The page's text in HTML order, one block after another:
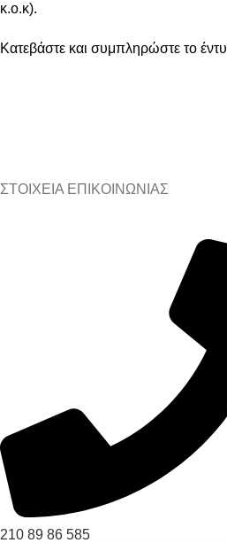
κ.ο.κ).
Κατεβάστε και συμπληρώστε το
ΣΤΟΙΧΕΙΑ ΕΠΙΚΟΙΝΩΝΙΑΣ
210 89 86 585